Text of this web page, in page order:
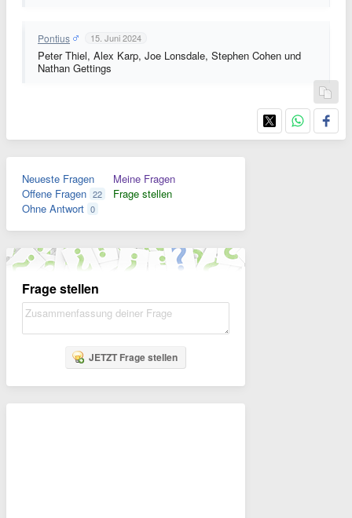
Pontius 15. Juni 2024
Peter Thiel, Alex Karp, Joe Lonsdale, Stephen Cohen und
Nathan Gettings
Neueste Fragen
Offene Fragen 22
Ohne Antwort 0
Meine Fragen
Frage stellen
Frage stellen
JETZT Frage stellen